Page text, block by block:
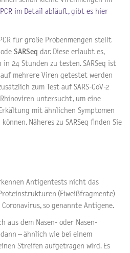
PCR im Detail abläuft, gibt es hier
für große Probenmengen stellt
SARSeq dar. Diese erlaubt es,
24 Stunden zu testen. SARSeq ist
mehrere Viren getestet werden
zum Test auf SARS-CoV-2
untersucht, um eine
mit ähnlichen Symptomen
Näheres zu SARSeq finden Sie
Antigentests nicht das
(Eiweißfragmente)
so genannte Antigene.
aus dem Nasen- oder Nasen-
– ähnlich wie bei einem
Streifen aufgetragen wird. Es